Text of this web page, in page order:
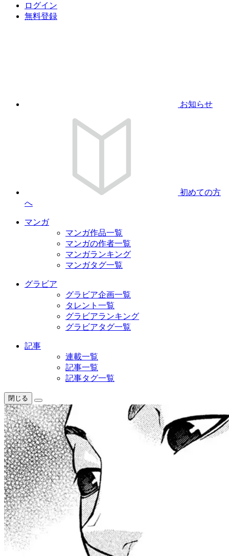
ログイン
無料登録
お知らせ
初めての方
へ
マンガ
マンガ作品一覧
マンガの作者一覧
マンガランキング
マンガタグ一覧
グラビア
グラビア企画一覧
タレント一覧
グラビアランキング
グラビアタグ一覧
記事
連載一覧
記事一覧
記事タグ一覧
閉じる